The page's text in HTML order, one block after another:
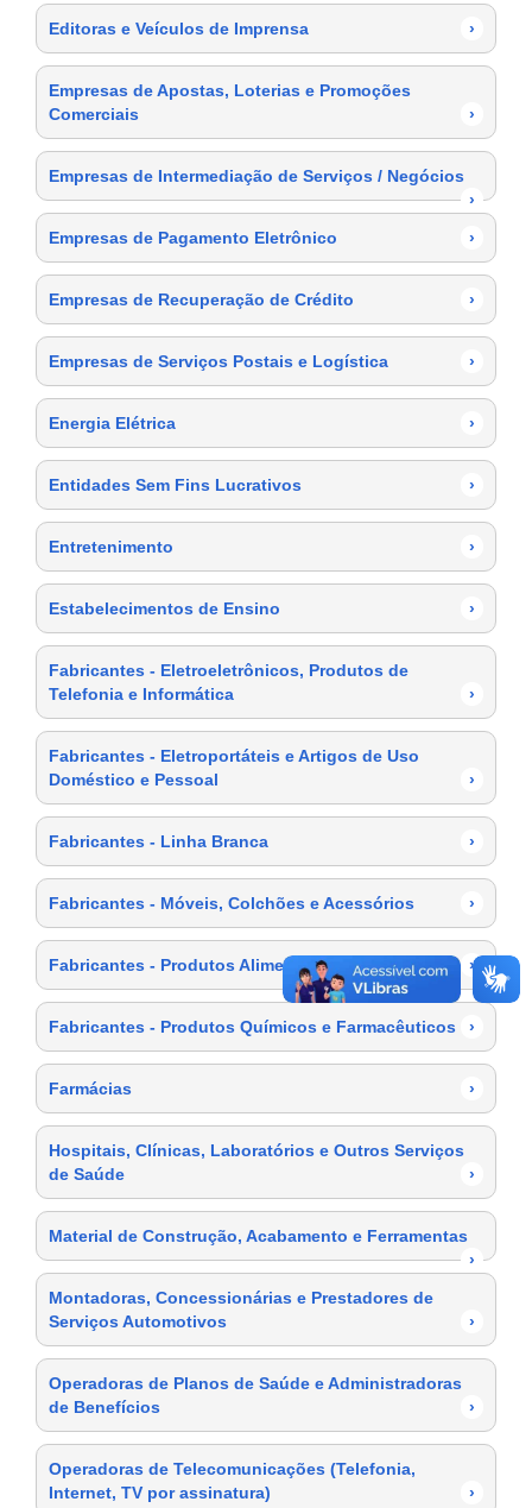
Editoras e Veículos de Imprensa ›
Empresas de Apostas, Loterias e Promoções
Comerciais
›
Empresas de Intermediação de Serviços / Negócios
›
Empresas de Pagamento Eletrônico
›
Empresas de Recuperação de Crédito ›
Empresas de Serviços Postais e Logística ›
Energia Elétrica ›
Entidades Sem Fins Lucrativos ›
Entretenimento ›
Estabelecimentos de Ensino ›
Fabricantes - Eletroeletrônicos, Produtos de
Telefonia e Informática
›
Fabricantes - Eletroportáteis e Artigos de Uso
Doméstico e Pessoal
›
Fabricantes - Linha Branca ›
Fabricantes - Móveis, Colchões e Acessórios ›
Fabricantes - Produtos Alimentícios ›
Fabricantes - Produtos Químicos e Farmacêuticos ›
Farmácias ›
Hospitais, Clínicas, Laboratórios e Outros Serviços
de Saúde
›
Material de Construção, Acabamento e Ferramentas
›
Montadoras, Concessionárias e Prestadores de
Serviços Automotivos
›
Operadoras de Planos de Saúde e Administradoras
de Benefícios
›
Operadoras de Telecomunicações (Telefonia,
Internet, TV por assinatura)
›